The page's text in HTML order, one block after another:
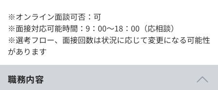
※オンライン面談可否：可
※面接対応可能時間：9：00〜18：00（応相談）
※選考フロー、面接回数は状況に応じて変更になる可能性
があります
職務内容